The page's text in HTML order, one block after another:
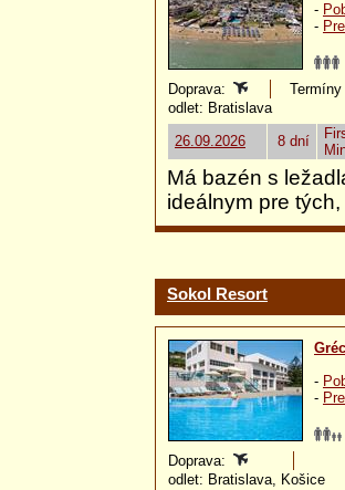
-
-
Doprava:
odlet: Bratislava
26.09.2026
8 dní
Má bazén s
ideálnym pre
Sokol Resort
-
-
Doprava:
odlet: Bratislava, Košice